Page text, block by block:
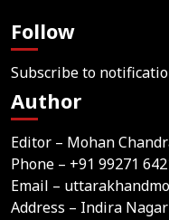
Follow
Subscribe to
Author
Editor – Mohan
Phone – +91 99271
Email –
Address – Indira